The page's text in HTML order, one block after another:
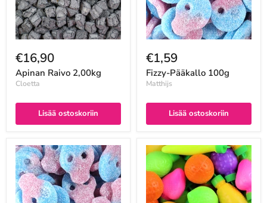
€16,90
Apinan Raivo 2,00kg
Cloetta
Lisää ostoskoriin
€1,59
Fizzy-Pääkallo 100g
Matthijs
Lisää ostoskoriin